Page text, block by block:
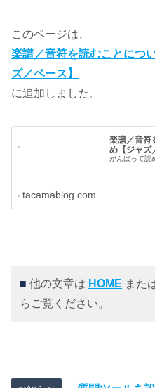
このページは、
楽譜／音符を読むことにつ
ズ／ベース】
に追加しました。
楽譜／音符
め【ジャズ
がんばって読
tacamablog.com
■ 他の文章は HOME また
らご覧ください。